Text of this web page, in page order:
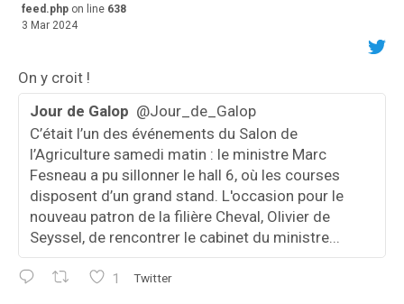
feed.php on line 638
3 Mar 2024
On y croit !
Jour de Galop @Jour_de_Galop
C’était l’un des événements du Salon de
l’Agriculture samedi matin : le ministre Marc
Fesneau a pu sillonner le hall 6, où les courses
disposent d’un grand stand. L'occasion pour le
nouveau patron de la filière Cheval, Olivier de
Seyssel, de rencontrer le cabinet du ministre...
1 Twitter